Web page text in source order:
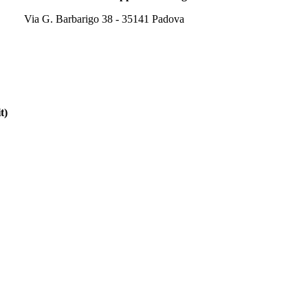
Via G. Barbarigo 38 - 35141 Padova